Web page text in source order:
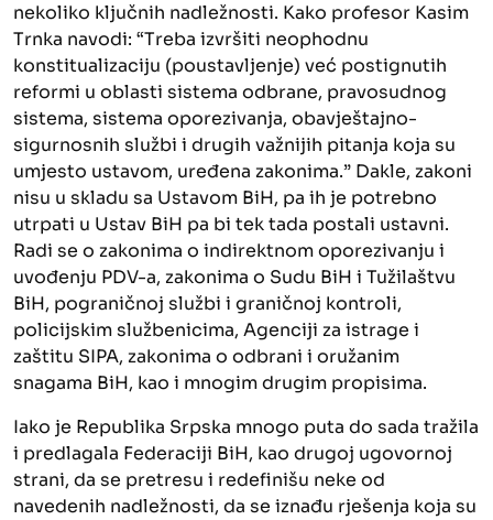
nekoliko ključnih nadležnosti. Kako profesor Kasim
Trnka navodi: “Treba izvršiti neophodnu
konstitualizaciju (poustavljenje) već postignutih
reformi u oblasti sistema odbrane, pravosudnog
sistema, sistema oporezivanja, obavještajno-
sigurnosnih službi i drugih važnijih pitanja koja su
umjesto ustavom, uređena zakonima.” Dakle, zakoni
nisu u skladu sa Ustavom BiH, pa ih je potrebno
utrpati u Ustav BiH pa bi tek tada postali ustavni.
Radi se o zakonima o indirektnom oporezivanju i
uvođenju PDV-a, zakonima o Sudu BiH i Tužilaštvu
BiH, pograničnoj službi i graničnoj kontroli,
policijskim službenicima, Agenciji za istrage i
zaštitu SIPA, zakonima o odbrani i oružanim
snagama BiH, kao i mnogim drugim propisima.
Iako je Republika Srpska mnogo puta do sada tražila
i predlagala Federaciji BiH, kao drugoj ugovornoj
strani, da se pretresu i redefinišu neke od
navedenih nadležnosti, da se iznađu rješenja koja su